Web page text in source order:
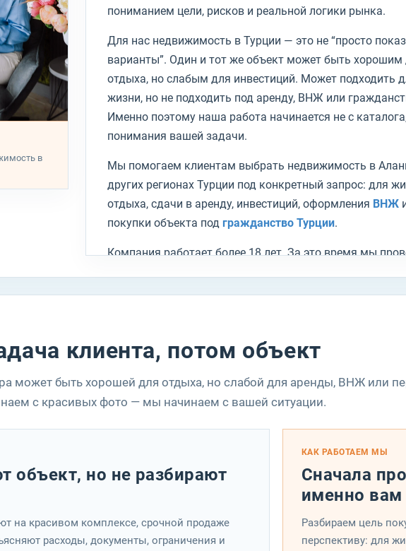
в
пониманием цели, рисков и реальной логики рынка.
Для нас недвижимость в Турции — это не “просто
варианты”. Один и тот же объект может быть хорошим
отдыха, но слабым для инвестиций. Может подходить
жизни, но не подходить под аренду, ВНЖ или
Именно поэтому наша работа начинается не с
понимания вашей задачи.
Мы помогаем клиентам выбрать недвижимость в
других регионах Турции под конкретный запрос: для
отдыха, сдачи в аренду, инвестиций, оформления ВНЖ
покупки объекта под гражданство Турции.
Компания работает более 18 лет. За это время мы
покупки.
Если вы только начинаете разбираться в теме,
полезно посмотреть: как проходит покупка
Чем занимается Maxhome Invest
Мы работаем не по принципу “отправили варианты и
разбирайтесь сами”. Для нас сопровождение клиента
полноценная система, в которой каждый этап должен
клиента, потом объект
может быть хорошей для отдыха, но слабой для аренды, ВНЖ или
с красивых фото — мы начинаем с вашей ситуации.
объект, но не разбирают
на красивом комплексе, срочной продаже
расходы, документы, ограничения и
КАК РАБОТАЕМ МЫ
Сначала
именно вам
Разбираем цель
перспективу: для